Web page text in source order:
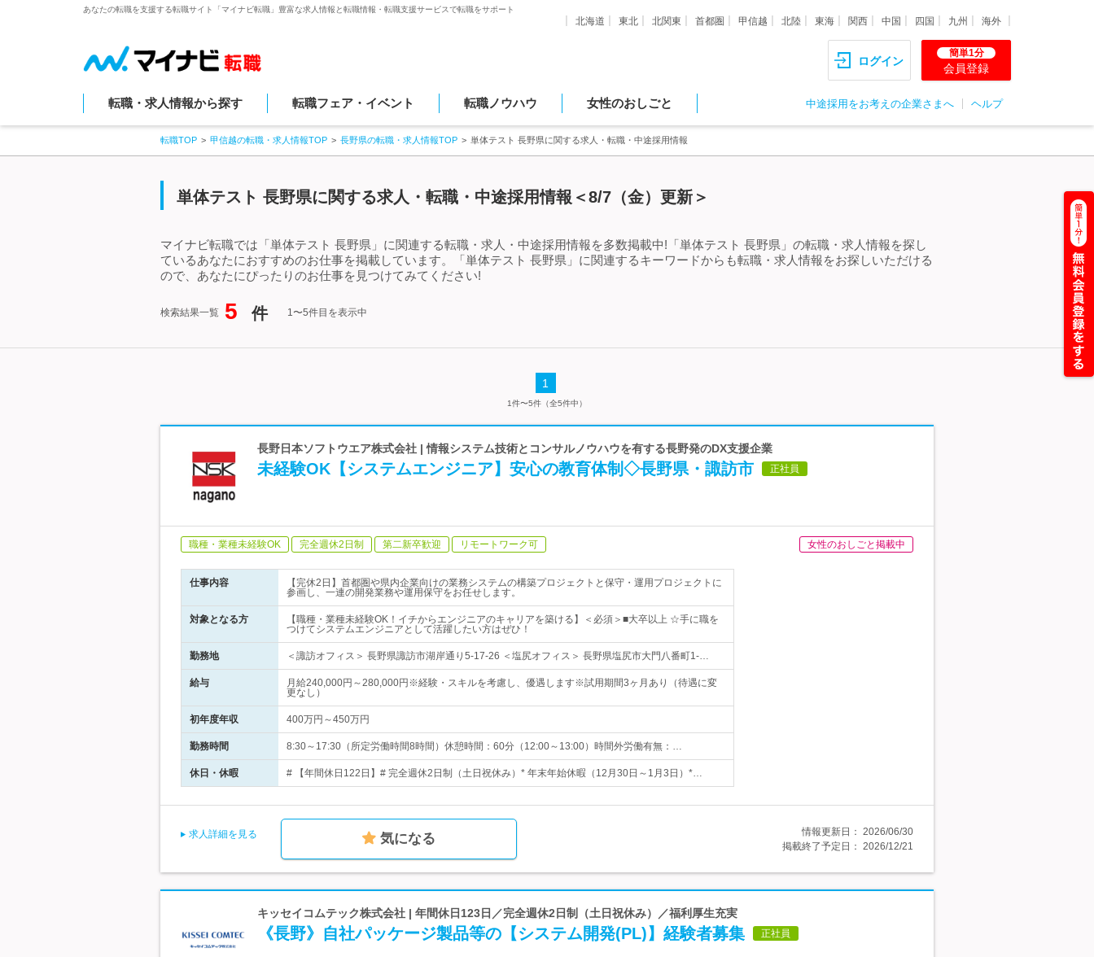
あなたの転職を支援する転職サイト「マイナビ転職」豊富な求人情報と転職情報・転職支援サービスで転職をサポート
北海道 東北 北関東 首都圏 甲信越 北陸 東海 関西 中国 四国 九州 海外
ログイン
簡単1分
会員登録
転職・求人情報から探す 転職フェア・イベント 転職ノウハウ 女性のおしごと 中途採用をお考えの企業さまへ ヘルプ
転職TOP 甲信越の転職・求人情報TOP 長野県の転職・求人情報TOP 単体テスト 長野県に関する求人・転職・中途採用情報
単体テスト 長野県に関する求人・転職・中途採用情報＜8/7（金）更新＞
マイナビ転職では「単体テスト 長野県」に関連する転職・求人・中途採用情報を多数掲載中!「単体テスト 長野県」の転職・求人情報を探し
ているあなたにおすすめのお仕事を掲載しています。「単体テスト 長野県」に関連するキーワードからも転職・求人情報をお探しいただける
ので、あなたにぴったりのお仕事を見つけてみてください!
検索結果一覧 5 件 1〜5件目を表示中
1
1件〜5件（全5件中）
長野日本ソフトウエア株式会社 | 情報システム技術とコンサルノウハウを有する長野発のDX支援企業
未経験OK【システムエンジニア】安心の教育体制◇長野県・諏訪市 正社員
職種・業種未経験OK 完全週休2日制 第二新卒歓迎 リモートワーク可 女性のおしごと掲載中
仕事内容
【完休2日】首都圏や県内企業向けの業務システムの構築プロジェクトと保守・運用プロジェクトに
参画し、一連の開発業務や運用保守をお任せします。
対象となる方
【職種・業種未経験OK！イチからエンジニアのキャリアを築ける】＜必須＞■大卒以上 ☆手に職を
つけてシステムエンジニアとして活躍したい方はぜひ！
勤務地 ＜諏訪オフィス＞ 長野県諏訪市湖岸通り5-17-26 ＜塩尻オフィス＞ 長野県塩尻市大門八番町1-…
給与
月給240,000円～280,000円※経験・スキルを考慮し、優遇します※試用期間3ヶ月あり（待遇に変
更なし）
初年度年収 400万円～450万円
勤務時間 8:30～17:30（所定労働時間8時間）休憩時間：60分（12:00～13:00）時間外労働有無：…
休日・休暇 # 【年間休日122日】# 完全週休2日制（土日祝休み）* 年末年始休暇（12月30日～1月3日）*…
求人詳細を見る 気になる 情報更新日： 2026/06/30
掲載終了予定日： 2026/12/21
キッセイコムテック株式会社 | 年間休日123日／完全週休2日制（土日祝休み）／福利厚生充実
《長野》自社パッケージ製品等の【システム開発(PL)】経験者募集 正社員